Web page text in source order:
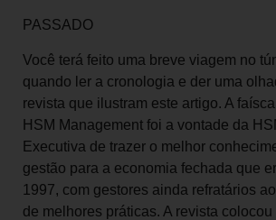
PASSADO
Você terá feito uma breve viagem no
quando ler a cronologia e der uma
revista que ilustram este artigo. A
HSM Management foi a vontade da
Executiva de trazer o melhor
gestão para a economia fechada que
1997, com gestores ainda refratários
de melhores práticas. A revista